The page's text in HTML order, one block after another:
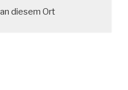
diesem Ort